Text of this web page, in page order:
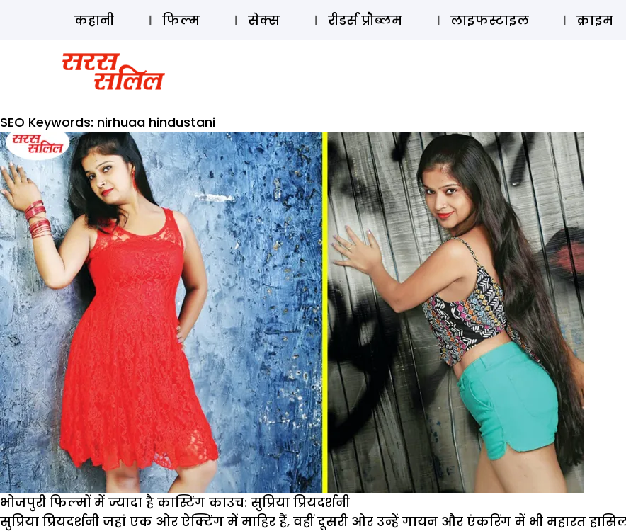
कहानी फिल्म सेक्स रीडर्स प्रौब्लम लाइफस्टाइल क्राइम
SEO Keywords: nirhuaa hindustani
भोजपुरी फिल्मों में ज्यादा है कास्टिंग काउच: सुप्रिया प्रियदर्शनी
सुप्रिया प्रियदर्शनी जहां एक ओर ऐक्टिंग में माहिर हैं, वहीं दूसरी ओर उन्हें गायन और एंकरिंग में भी महारत